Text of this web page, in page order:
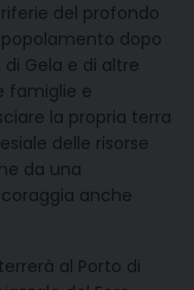
del profondo
dopo
Gela e di altre
famiglie e
la propria terra
delle risorse
da una
anche
al Porto di